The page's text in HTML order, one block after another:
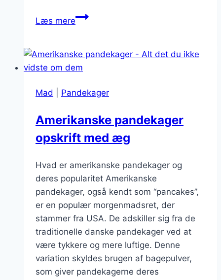
Læs mereAmerikanse
sukker
og
Mad
Pandekager
Amerikanske pandekager
opskrift med æg
Hvad er amerikanske pandekager og
deres popularitet Amerikanske
pandekager, også kendt som “pancakes”,
er en populær morgenmadsret, der
stammer fra USA. De adskiller sig fra de
traditionelle danske pandekager ved at
være tykkere og mere luftige. Denne
variation skyldes brugen af bagepulver,
som giver pandekagerne deres